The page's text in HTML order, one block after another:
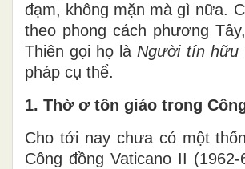
đạm, không mặn mà gì nữa.
theo phong cách phương
Thiên gọi họ là Người tín hữu
pháp cụ thể.
1. Thờ ơ tôn giáo trong
Cho tới nay chưa có một
Công đồng Vaticano II